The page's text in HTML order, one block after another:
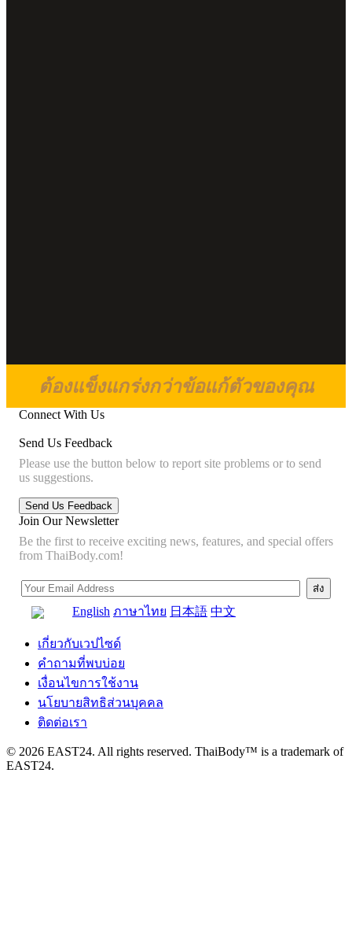
ต้องแข็งแกร่งกว่าข้อแก้ตัวของคุณ
Connect With Us
Send Us Feedback
Please use the button below to report site problems or to send
us suggestions.
Join Our Newsletter
Be the first to receive exciting news, features, and special offers
from ThaiBody.com!
English ภาษาไทย 日本語 中文
เกี่ยวกับเวปไซด์
คำถามที่พบบ่อย
เงื่อนไขการใช้งาน
นโยบายสิทธิส่วนบุคคล
ติดต่อเรา
© 2026 EAST24. All rights reserved. ThaiBody™ is a trademark of
EAST24.